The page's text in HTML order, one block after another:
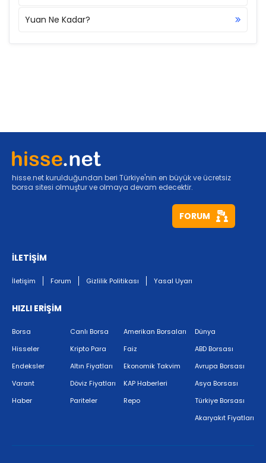
Yuan Ne Kadar?
hisse.net kurulduğundan beri Türkiye'nin en büyük ve ücretsiz
borsa sitesi olmuştur ve olmaya devam edecektir.
FORUM
İLETİŞİM
İletişim Forum Gizlilik Politikası Yasal Uyarı
HIZLI ERİŞİM
Borsa
Hisseler
Endeksler
Varant
Haber
Canlı Borsa
Kripto Para
Altın Fiyatları
Döviz Fiyatları
Pariteler
Amerikan Borsaları
Faiz
Ekonomik Takvim
KAP Haberleri
Repo
Dünya
ABD Borsası
Avrupa Borsası
Asya Borsası
Türkiye Borsası
Akaryakıt Fiyatları